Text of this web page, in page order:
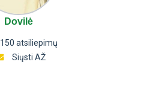
Dovilė
150 atsiliepimų
Siųsti AŽ